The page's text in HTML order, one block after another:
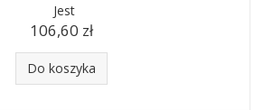
Jest
106,60 zł
Do koszyka